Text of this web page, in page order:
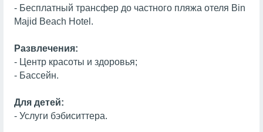
- Бесплатный трансфер до частного пляжа отеля Bin
Majid Beach Hotel.
Развлечения:
- Центр красоты и здоровья;
- Бассейн.
Для детей:
- Услуги бэбиситтера.